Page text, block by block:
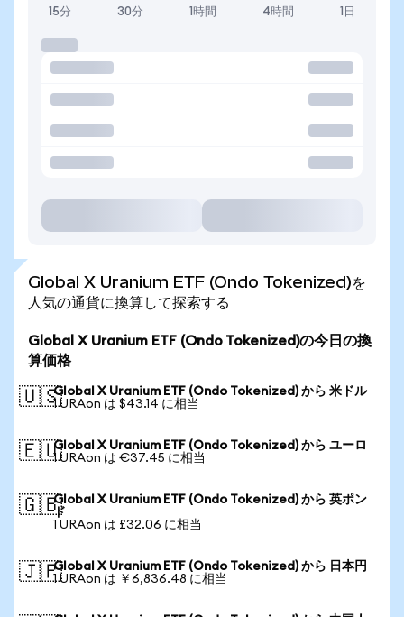
15分 30分 1時間 4時間 1日
Global X Uranium ETF (Ondo Tokenized)を
人気の通貨に換算して探索する
Global X Uranium ETF (Ondo Tokenized)の今日の換
算価格
🇺🇸Global X Uranium ETF (Ondo Tokenized) から 米ドル
1 URAon は $43.14 に相当
🇪🇺Global X Uranium ETF (Ondo Tokenized) から ユーロ
1 URAon は €37.45 に相当
🇬🇧Global X Uranium ETF (Ondo Tokenized) から 英ポン
ド
1 URAon は £32.06 に相当
🇯🇵Global X Uranium ETF (Ondo Tokenized) から 日本円
1 URAon は ￥6,836.48 に相当